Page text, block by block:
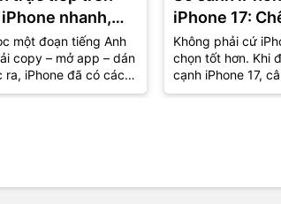
nhanh,
một đoạn tiếng Anh
copy – mở app – dán
ra, iPhone đã có cách
nội dung ngay...
iPhone 17:
đâu là lựa
hơn?
Không phải cứ
chọn tốt hơn. Khi
cạnh iPhone 17,
không còn là